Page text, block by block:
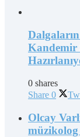
Kandemir
0 shares
Share 0
Olcay